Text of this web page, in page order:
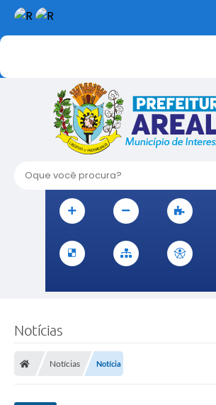
Oque você procura?
Notícias
Notícias Notícia